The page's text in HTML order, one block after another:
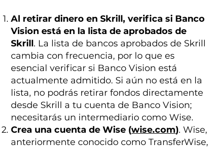
Al retirar dinero en Skrill, verifica si Banco
Vision está en la lista de aprobados de
Skrill. La lista de bancos aprobados de Skrill
cambia con frecuencia, por lo que es
esencial verificar si Banco Vision está
actualmente admitido. Si aún no está en la
lista, no podrás retirar fondos directamente
desde Skrill a tu cuenta de Banco Vision;
necesitarás un intermediario como Wise.
Crea una cuenta de Wise (wise.com). Wise,
anteriormente conocido como TransferWise,